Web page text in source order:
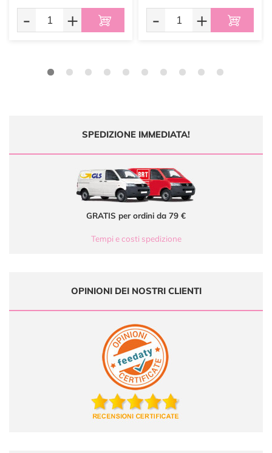
- + - +
SPEDIZIONE IMMEDIATA!
GRATIS per ordini da 79 €
Tempi e costi spedizione
OPINIONI DEI NOSTRI CLIENTI